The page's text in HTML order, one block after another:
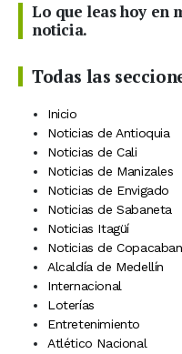
Lo que leas hoy en
noticia.
Todas las
Inicio
Noticias de Antioquia
Noticias de Cali
Noticias de Manizales
Noticias de Envigado
Noticias de Sabaneta
Noticias Itagüí
Noticias de
Alcaldía de Medellín
Internacional
Loterías
Entretenimiento
Atlético Nacional